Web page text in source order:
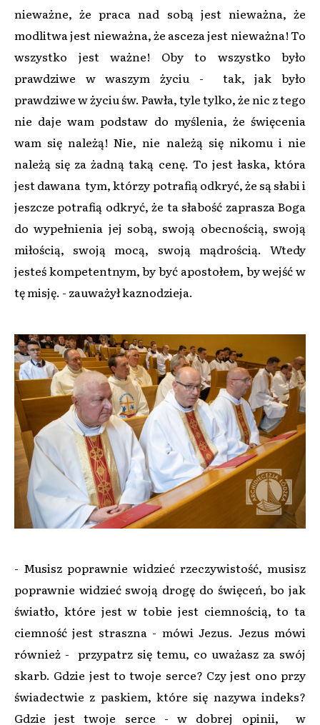
nieważne, że praca nad sobą jest nieważna, że
modlitwa jest nieważna, że asceza jest nieważna! To
wszystko jest ważne! Oby to wszystko było
prawdziwe w waszym życiu - tak, jak było
prawdziwe w życiu św. Pawła, tyle tylko, że nic z tego
nie daje wam podstaw do myślenia, że święcenia
wam się należą! Nie, nie należą się nikomu i nie
należą się za żadną taką cenę. To jest łaska, która
jest dawana tym, którzy potrafią odkryć, że są słabi i
jeszcze potrafią odkryć, że ta słabość zaprasza Boga
do wypełnienia jej sobą, swoją obecnością, swoją
miłością, swoją mocą, swoją mądrością. Wtedy
jesteś kompetentnym, by być apostołem, by wejść w
tę misję. - zauważył kaznodzieja.
- Musisz poprawnie widzieć rzeczywistość, musisz
poprawnie widzieć swoją drogę do święceń, bo jak
światło, które jest w tobie jest ciemnością, to ta
ciemność jest straszna - mówi Jezus. Jezus mówi
również - przypatrz się temu, co uważasz za swój
skarb. Gdzie jest to twoje serce? Czy jest ono przy
świadectwie z paskiem, które się nazywa indeks?
Gdzie jest twoje serce - w dobrej opinii, w